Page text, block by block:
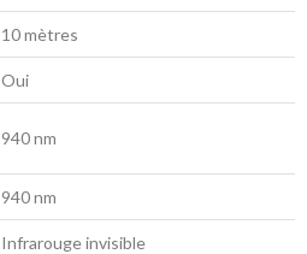
10 mètres
Oui
940 nm
940 nm
Infrarouge invisible